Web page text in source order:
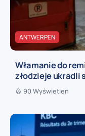
ANTWERPEN
Włamanie do
złodzieje ukradli
90 Wyświetleń